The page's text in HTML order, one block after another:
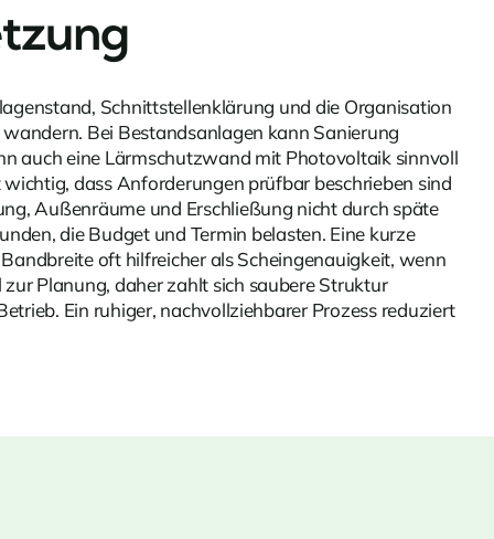
Schnittstellenklärung und die Organisation
Bei Bestandsanlagen kann Sanierung
auch eine Lärmschutzwand mit Photovoltaiksinnvoll
dass Anforderungen prüfbar beschrieben sind
Außenräume und Erschließung nicht durch späte
die Budget und Termin belasten. Eine kurze
oft hilfreicher als Scheingenauigkeit, wenn
Planung, daher zahlt sich saubere Struktur
Ein ruhiger, nachvollziehbarer Prozess reduziert